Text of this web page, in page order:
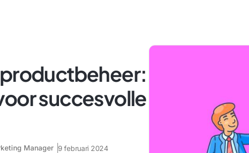
succesvolle
Manager 9 februari 2024